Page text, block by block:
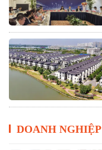
DOANH NGHIỆP